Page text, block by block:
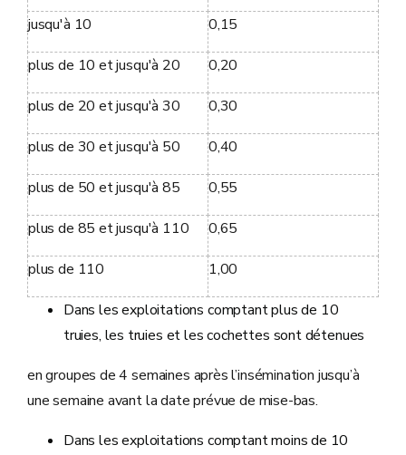
jusqu'à 10 0,15
plus de 10 et jusqu'à 20 0,20
plus de 20 et jusqu'à 30 0,30
plus de 30 et jusqu'à 50 0,40
plus de 50 et jusqu'à 85 0,55
plus de 85 et jusqu'à 110 0,65
plus de 110 1,00
Dans les exploitations comptant plus de 10
truies, les truies et les cochettes sont détenues
en groupes de 4 semaines après l’insémination jusqu’à
une semaine avant la date prévue de mise-bas.
Dans les exploitations comptant moins de 10